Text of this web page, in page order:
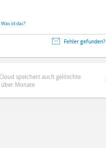
Was ist das?
Fehler gefunden?
speichert auch gelöschte
über Monate